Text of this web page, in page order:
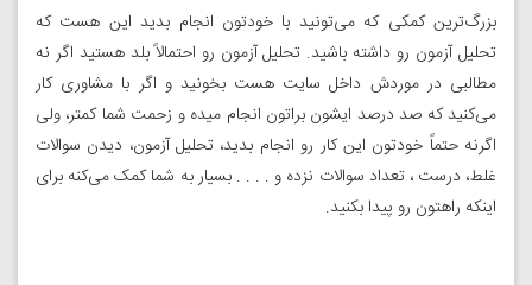
بزرگ‌ترین کمکی که می‌تونید با خودتون انجام بدید این هست که
تحلیل آزمون رو داشته باشید. تحلیل آزمون رو احتمالاً بلد هستید اگر نه
مطالبی در موردش داخل سایت هست بخونید و اگر با مشاوری کار
می‌کنید که صد درصد ایشون براتون انجام میده و زحمت شما کمتر، ولی
اگرنه حتماً خودتون این کار رو انجام بدید، تحلیل آزمون، دیدن سوالات
غلط، درست ، تعداد سوالات نزده و . . . . بسیار به شما کمک می‌کنه برای
اینکه راهتون رو پیدا بکنید.